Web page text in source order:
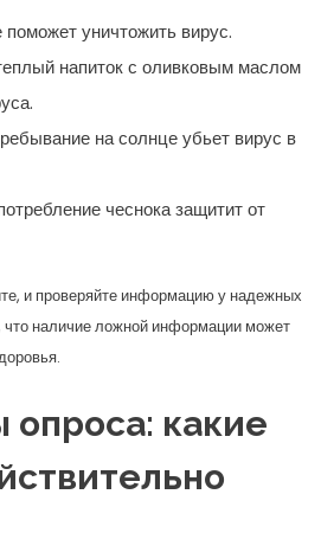
уничтожить вирус.
напиток с оливковым маслом
на солнце убьет вирус в
чеснока защитит от
и проверяйте информацию у надежных
что наличие ложной информации может
опроса: какие